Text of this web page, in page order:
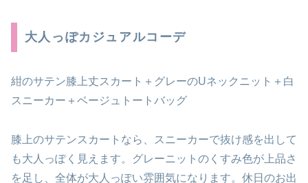
大人っぽカジュアルコーデ
紺のサテン膝上丈スカート＋グレーのUネックニット＋白
スニーカー＋ベージュトートバッグ
膝上のサテンスカートなら、スニーカーで抜け感を出して
も大人っぽく見えます。グレーニットのくすみ色が上品さ
を足し、全体が大人っぽい雰囲気になります。休日のお出